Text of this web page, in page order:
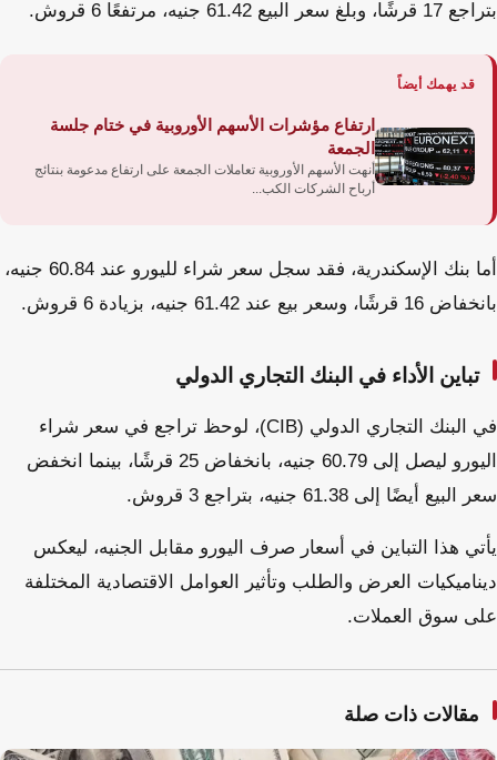
بتراجع 17 قرشًا، وبلغ سعر البيع 61.42 جنيه، مرتفعًا 6 قروش.
قد يهمك أيضاً
ارتفاع مؤشرات الأسهم الأوروبية في ختام جلسة
الجمعة
أنهت الأسهم الأوروبية تعاملات الجمعة على ارتفاع مدعومة بنتائج
أرباح الشركات الكب...
أما بنك الإسكندرية، فقد سجل سعر شراء لليورو عند 60.84 جنيه،
بانخفاض 16 قرشًا، وسعر بيع عند 61.42 جنيه، بزيادة 6 قروش.
تباين الأداء في البنك التجاري الدولي
في البنك التجاري الدولي (CIB)، لوحظ تراجع في سعر شراء
اليورو ليصل إلى 60.79 جنيه، بانخفاض 25 قرشًا، بينما انخفض
سعر البيع أيضًا إلى 61.38 جنيه، بتراجع 3 قروش.
يأتي هذا التباين في أسعار صرف اليورو مقابل الجنيه، ليعكس
ديناميكيات العرض والطلب وتأثير العوامل الاقتصادية المختلفة
على سوق العملات.
مقالات ذات صلة